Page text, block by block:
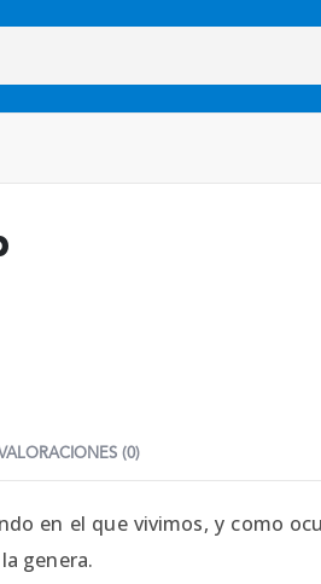
(0)
en el que vivimos, y como
genera.